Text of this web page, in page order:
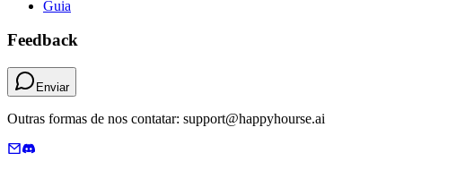
Guia
Feedback
Enviar
Outras formas de nos contatar: support@happyhourse.ai